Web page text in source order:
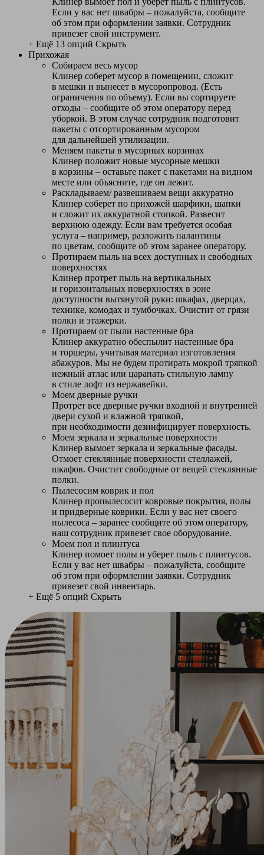
Если у вас нет швабры – пожалуйста, сообщите
об этом при оформлении заявки. Сотрудник
привезет свой инструмент.
+ Ещё 13 опций Скрыть
Прихожая
Собираем весь мусор
Клинер соберет мусор в помещении, сложит
в мешки и вынесет в мусоропровод. (Есть
ограничения по объему). Если вы сортируете
отходы – сообщите об этом оператору перед
уборкой. В этом случае сотрудник подготовит
пакеты с отсортированным мусором
для дальнейшей утилизации.
Меняем пакеты в мусорных корзинах
Клинер положит новые мусорные мешки
в корзины – оставьте пакет с пакетами на видном
месте или объясните, где он лежит.
Раскладываем/ развешиваем вещи аккуратно
Клинер соберет по прихожей шарфики, шапки
и сложит их аккуратной стопкой. Развесит
верхнюю одежду. Если вам требуется особая
услуга – например, разложить палантины
по цветам, сообщите об этом заранее оператору.
Протираем пыль на всех доступных и свободных
поверхностях
Клинер протрет пыль на вертикальных
и горизонтальных поверхностях в зоне
доступности вытянутой руки: шкафах, дверцах,
технике, комодах и тумбочках. Очистит от грязи
полки и этажерки.
Протираем от пыли настенные бра
Клинер аккуратно обеспылит настенные бра
и торшеры, учитывая материал изготовления
абажуров. Мы не будем протирать мокрой тряпкой
нежный атлас или царапать стильную лампу
в стиле лофт из нержавейки.
Моем дверные ручки
Протрет все дверные ручки входной и внутренней
двери сухой и влажной тряпкой,
при необходимости дезинфицирует поверхность.
Моем зеркала и зеркальные поверхности
Клинер вымоет зеркала и зеркальные фасады.
Отмоет стеклянные поверхности стеллажей,
шкафов. Очистит свободные от вещей стеклянные
полки.
Пылесосим коврик и пол
Клинер пропылесосит ковровые покрытия, полы
и придверные коврики. Если у вас нет своего
пылесоса – заранее сообщите об этом оператору,
наш сотрудник привезет свое оборудование.
Моем пол и плинтуса
Клинер помоет полы и уберет пыль с плинтусов.
Если у вас нет швабры – пожалуйста, сообщите
об этом при оформлении заявки. Сотрудник
привезет свой инвентарь.
+ Ещё 5 опций Скрыть